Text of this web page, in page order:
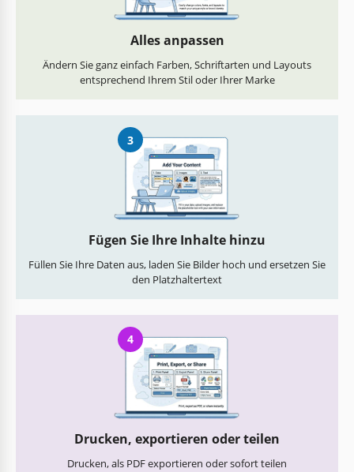
Alles anpassen
Ändern Sie ganz einfach Farben, Schriftarten und Layouts
entsprechend Ihrem Stil oder Ihrer Marke
3
Fügen Sie Ihre Inhalte hinzu
Füllen Sie Ihre Daten aus, laden Sie Bilder hoch und ersetzen Sie
den Platzhaltertext
4
Drucken, exportieren oder teilen
Drucken, als PDF exportieren oder sofort teilen